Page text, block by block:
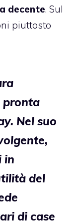
decente. Sul
piuttosto
pronta
Nel suo
in
del
di case